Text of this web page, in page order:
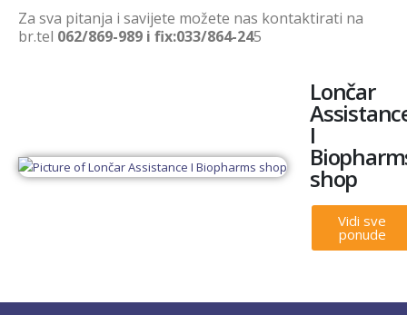
Za sva pitanja i savijete možete nas kontaktirati na
br.tel 062/869-989 i fix:033/864-245
Lončar
I
shop
Vidi sve
ponude